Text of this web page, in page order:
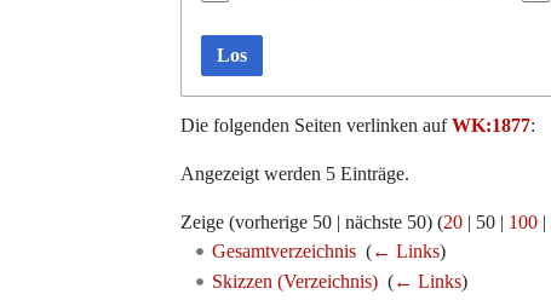
Los
Die folgenden Seiten verlinken aufWK:1877:
Angezeigt werden 5 Einträge.
Zeige (vorherige 50 | nächste 50) (20 | 50 | 100 |
Gesamtverzeichnis‎ (← Links)
Skizzen (Verzeichnis)‎ (← Links)